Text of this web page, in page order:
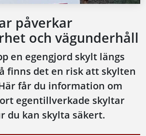
påverkar
och vägunderhåll
en egengjord skylt längs
finns det en risk att skylten
får du information om
egentillverkade skyltar
du kan skylta säkert.